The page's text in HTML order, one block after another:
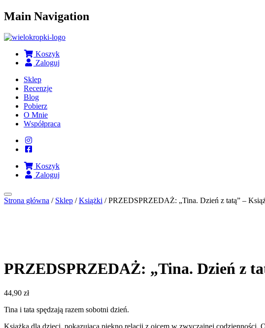
Przejdź
do
treści
Main Navigation
Koszyk
Zaloguj
Sklep
Recenzje
Blog
Pobierz
O Mnie
Współpraca
Koszyk
Zaloguj
Strona główna / Sklep /Książki / PRZEDSPRZEDAŻ: „Tina. Dzień z tatą” –
PRZEDSPRZEDAŻ: „Tina. Dzień z
44,90 zł
Tina i tata spędzają razem sobotni dzień.
Książka dla dzieci, pokazująca piękno relacji z ojcem w zwyczajnej codzienności.